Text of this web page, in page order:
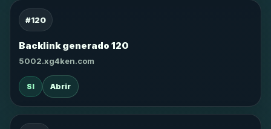
#120
Backlink generado 120
5002.xg4ken.com
SI Abrir